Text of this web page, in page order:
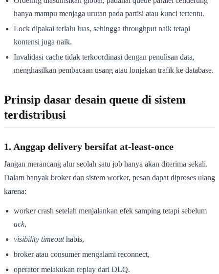
hanya mampu menjaga urutan pada partisi atau kunci tertentu.
Lock dipakai terlalu luas, sehingga throughput naik tetapi
kontensi juga naik.
Invalidasi cache tidak terkoordinasi dengan penulisan data,
menghasilkan pembacaan usang atau lonjakan trafik ke database.
Prinsip dasar desain queue di sistem
terdistribusi
1. Anggap delivery bersifat at-least-once
Jangan merancang alur seolah satu job hanya akan diterima sekali.
Dalam banyak broker dan sistem worker, pesan dapat diproses ulang
karena:
worker crash setelah menjalankan efek samping tetapi sebelum
ack,
visibility timeouthabis,
broker atau consumer mengalami reconnect,
operator melakukan replay dari DLQ.